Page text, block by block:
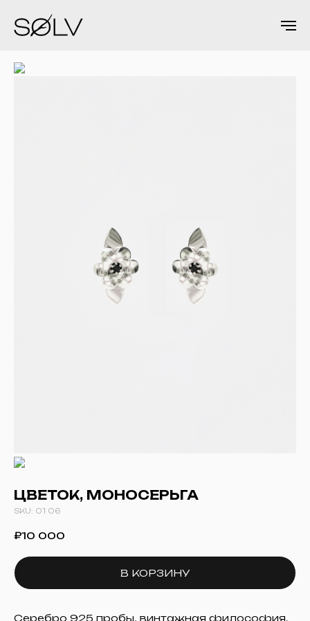
ЦВЕТОК, МОНОСЕРЬГА
SKU: 01 06
₽10 000
В КОРЗИНУ
Серебро 925 пробы, винтажная философия.